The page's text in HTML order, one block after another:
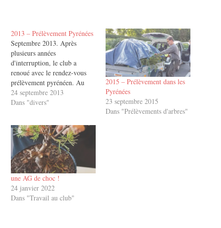
2013 – Prélèvement Pyrénées
Septembre 2013. Après
plusieurs années
d'interruption, le club a
renoué avec le rendez-vous
prélèvement pyrénéen. Au
menu, une bouffée d'air frais
vivifiant, beaucoup d'arbres
truite de l'Adour et agneau
des Pyrénées ! Le tout dans
une ambiance conviviale et
sous un…
24 septembre 2013
Dans "divers"
2015 – Prélèvement dans les
Pyrénées
23 septembre 2015
Dans "Prélèvements d'arbres"
une AG de choc !
24 janvier 2022
Dans "Travail au club"